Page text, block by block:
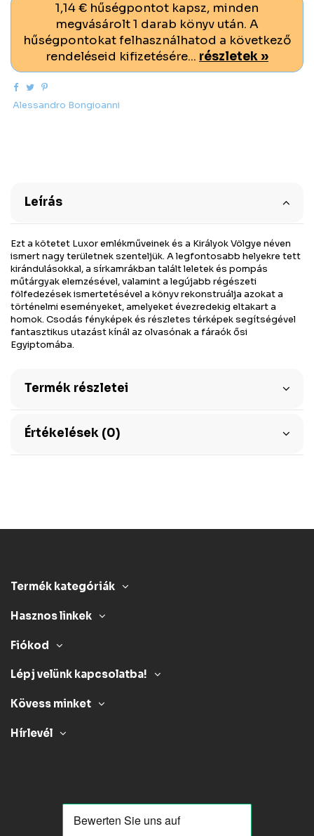
1,14 € hűségpontot kapsz, minden
megvásárolt 1 darab könyv után. A
hűségpontokat felhasználhatod a következő
rendeléseid kifizetésére... részletek »
Alessandro Bongioanni
Leírás
Ezt a kötetet Luxor emlékműveinek és a Királyok Völgye néven
ismert nagy területnek szenteljük. A legfontosabb helyekre tett
kirándulásokkal, a sírkamrákban talált leletek és pompás
műtárgyak elemzésével, valamint a legújabb régészeti
fölfedezések ismertetésével a könyv rekonstruálja azokat a
történelmi eseményeket, amelyeket évezredekig eltakart a
homok. Csodás fényképek és részletes térképek segítségével
fantasztikus utazást kínál az olvasónak a fáraók ősi
Egyiptomába.
Termék részletei
Értékelések (0)
Termék kategóriák
Hasznos linkek
Fiókod
Lépj velünk kapcsolatba!
Kövess minket
Hírlevél